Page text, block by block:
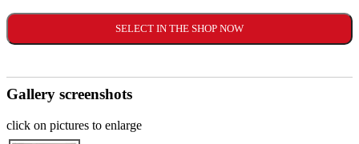
SELECT IN THE SHOP NOW
Gallery screenshots
click on pictures to enlarge